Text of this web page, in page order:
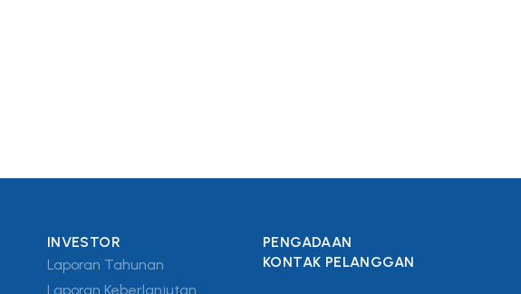
INVESTOR
Laporan Tahunan
Laporan Keberlanjutan
PENGADAAN
KONTAK PELANGGAN